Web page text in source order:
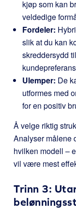
kjøp som kan
veldedige
Fordeler:
slik at du kan
skreddersydd
Ulemper: De
utformes med
for en positiv
Å velge riktig
Analyser målene
hvilken modell –
vil være mest
Trinn 3: